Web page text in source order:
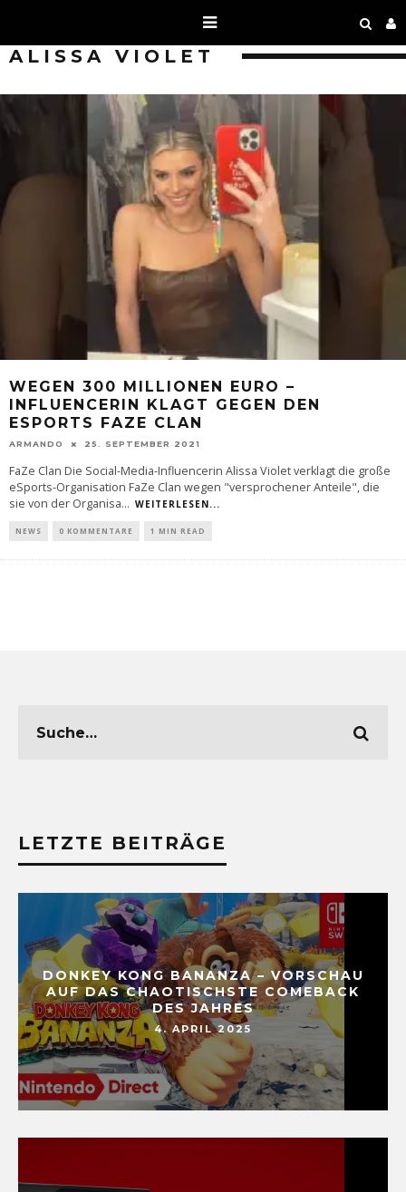
ALISSA VIOLET
WEGEN 300 MILLIONEN EURO –
INFLUENCERIN KLAGT GEGEN DEN
ESPORTS FAZE CLAN
ARMANDO 25. SEPTEMBER 2021
FaZe Clan Die Social-Media-Influencerin Alissa Violet verklagt die große
eSports-Organisation FaZe Clan wegen "versprochener Anteile", die
sie von der Organisa... WEITERLESEN...
NEWS 0 KOMMENTARE 1 MIN READ
LETZTE BEITRÄGE
DONKEY KONG BANANZA – VORSCHAU
AUF DAS CHAOTISCHSTE COMEBACK
DES JAHRES
4. APRIL 2025